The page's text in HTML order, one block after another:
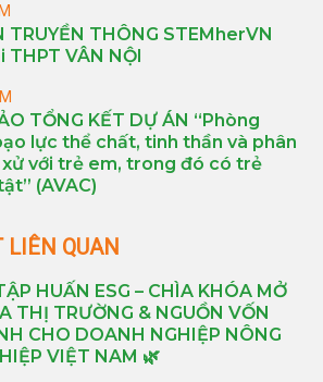
TRUYỀN THÔNG STEMherVN
THPT VÂN NỘI
TỔNG KẾT DỰ ÁN “Phòng
lực thể chất, tinh thần và phân
với trẻ em, trong đó có trẻ
(AVAC)
LIÊN QUAN
HUẤN ESG – CHÌA KHÓA MỞ
THỊ TRƯỜNG & NGUỒN VỐN
CHO DOANH NGHIỆP NÔNG
VIỆT NAM 🌿